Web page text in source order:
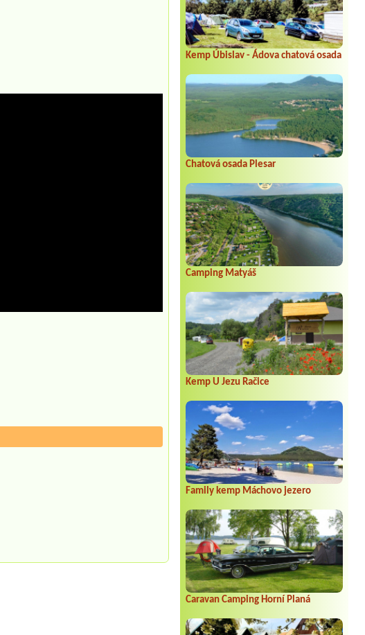
Kemp Úbislav - Ádova chatová osada
Chatová osada Plesar
Camping Matyáš
Kemp U Jezu Račice
Family kemp Máchovo jezero
Caravan Camping Horní Planá